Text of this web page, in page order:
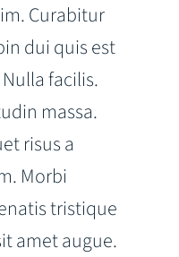
Curabitur
dui quis est
facilis.
massa.
risus a
Morbi
tristique
amet augue.